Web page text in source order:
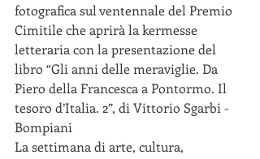
fotografica sul ventennale del Premio
Cimitile che aprirà la kermesse
letteraria con la presentazione del
libro “Gli anni delle meraviglie. Da
Piero della Francesca a Pontormo. Il
tesoro d’Italia. 2”, di Vittorio Sgarbi -
Bompiani
La settimana di arte, cultura,